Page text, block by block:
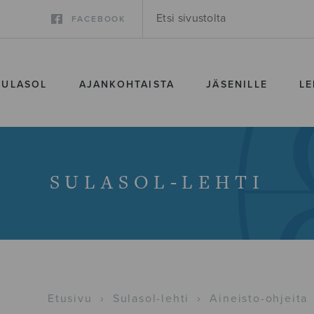
FACEBOOK
AJANKOHTAISTA JÄSENILLE
SULASOL-LEHTI
Etusivu › Sulasol-lehti › Aineisto-ohjeita